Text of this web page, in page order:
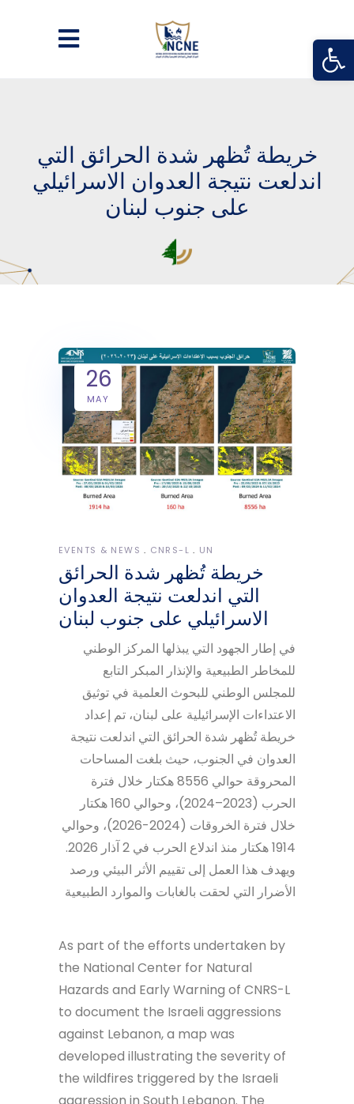
خريطة تُظهر شدة الحرائق التي
اندلعت نتيجة العدوان الاسرائيلي
على جنوب لبنان
26
MAY
EVENTS & NEWS CNRS-L UN
خريطة تُظهر شدة الحرائق
التي اندلعت نتيجة العدوان
الاسرائيلي على جنوب لبنان
في إطار الجهود التي يبذلها المركز الوطني
للمخاطر الطبيعية والإنذار المبكر التابع
للمجلس الوطني للبحوث العلمية في توثيق
الاعتداءات الإسرائيلية على لبنان، تم إعداد
خريطة تُظهر شدة الحرائق التي اندلعت نتيجة
العدوان في الجنوب، حيث بلغت المساحات
المحروقة حوالي 8556 هكتار خلال فترة
الحرب (2023–2024)، وحوالي 160 هكتار
خلال فترة الخروقات (2024-2026)، وحوالي
1914 هكتار منذ اندلاع الحرب في 2 آذار 2026.
ويهدف هذا العمل إلى تقييم الأثر البيئي ورصد
الأضرار التي لحقت بالغابات والموارد الطبيعية
As part of the efforts undertaken by
the National Center for Natural
Hazards and Early Warning of CNRS-L
to document the Israeli aggressions
against Lebanon, a map was
developed illustrating the severity of
the wildfires triggered by the Israeli